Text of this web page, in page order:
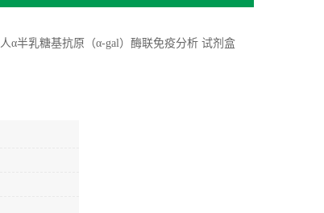
人α半乳糖基抗原（α-gal）酶联免疫分析 试剂盒